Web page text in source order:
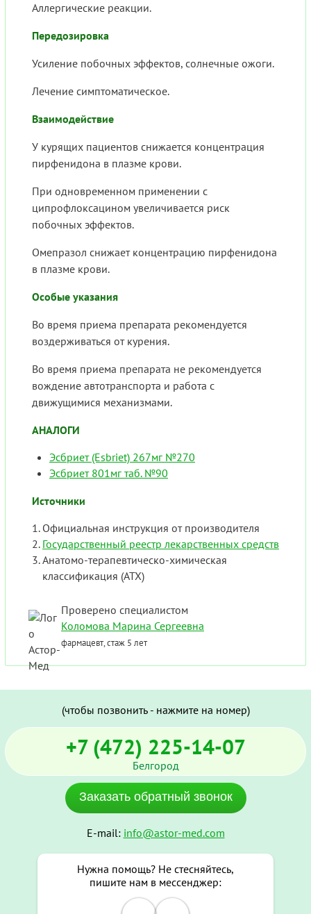
Аллергические реакции.
Передозировка
Усиление побочных эффектов, солнечные ожоги.
Лечение симптоматическое.
Взаимодействие
У курящих пациентов снижается концентрация
пирфенидона в плазме крови.
При одновременном применении с
ципрофлоксацином увеличивается риск
побочных эффектов.
Омепразол снижает концентрацию пирфенидона
в плазме крови.
Особые указания
Во время приема препарата рекомендуется
воздерживаться от курения.
Во время приема препарата не рекомендуется
вождение автотранспорта и работа с
движущимися механизмами.
АНАЛОГИ
Эсбриет (Esbriet) 267мг №270
Эсбриет 801мг таб. №90
Источники
Официальная инструкция от производителя
Государственный реестр лекарственных средств
Анатомо-терапевтическо-химическая
классификация (ATX)
Проверено специалистом
Коломова Марина Сергеевна
фармацевт, стаж 5 лет
(чтобы позвонить - нажмите на номер)
+7 (472) 225-14-07
Белгород
Заказать обратный звонок
E-mail: info@astor-med.com
Нужна помощь? Не стесняйтесь,
пишите нам в мессенджер: